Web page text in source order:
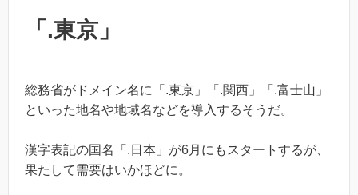
「.東京」
総務省がドメイン名に「.東京」「.関西」「.富士山」
といった地名や地域名などを導入するそうだ。
漢字表記の国名「.日本」が6月にもスタートするが、
果たして需要はいかほどに。